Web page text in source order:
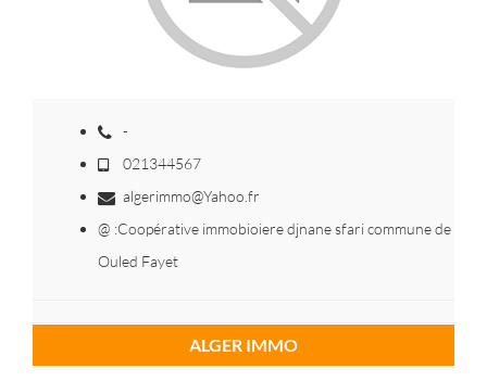
-
021344567
algerimmo@Yahoo.fr
@ :Coopérative immobioiere djnane sfari commune de
Ouled Fayet
ALGER IMMO